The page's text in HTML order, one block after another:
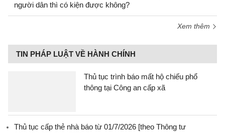
người dân thì có kiện được không?
Xem thêm
TIN PHÁP LUẬT VỀ HÀNH CHÍNH
Thủ tục trình báo mất hộ chiếu phổ
thông tại Công an cấp xã
Thủ tục cấp thẻ nhà báo từ 01/7/2026 [theo Thông tư